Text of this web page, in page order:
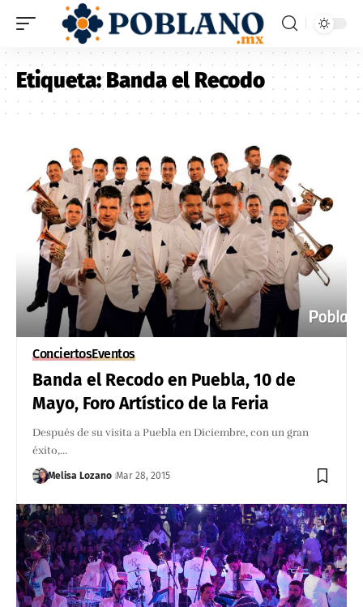
Etiqueta:Banda el Recodo
ConciertosEventos
Banda el Recodo en Puebla, 10 de
Mayo, Foro Artístico de la Feria
Después de su visita a Puebla en Diciembre, con un gran
éxito,…
Melisa Lozano Mar 28, 2015